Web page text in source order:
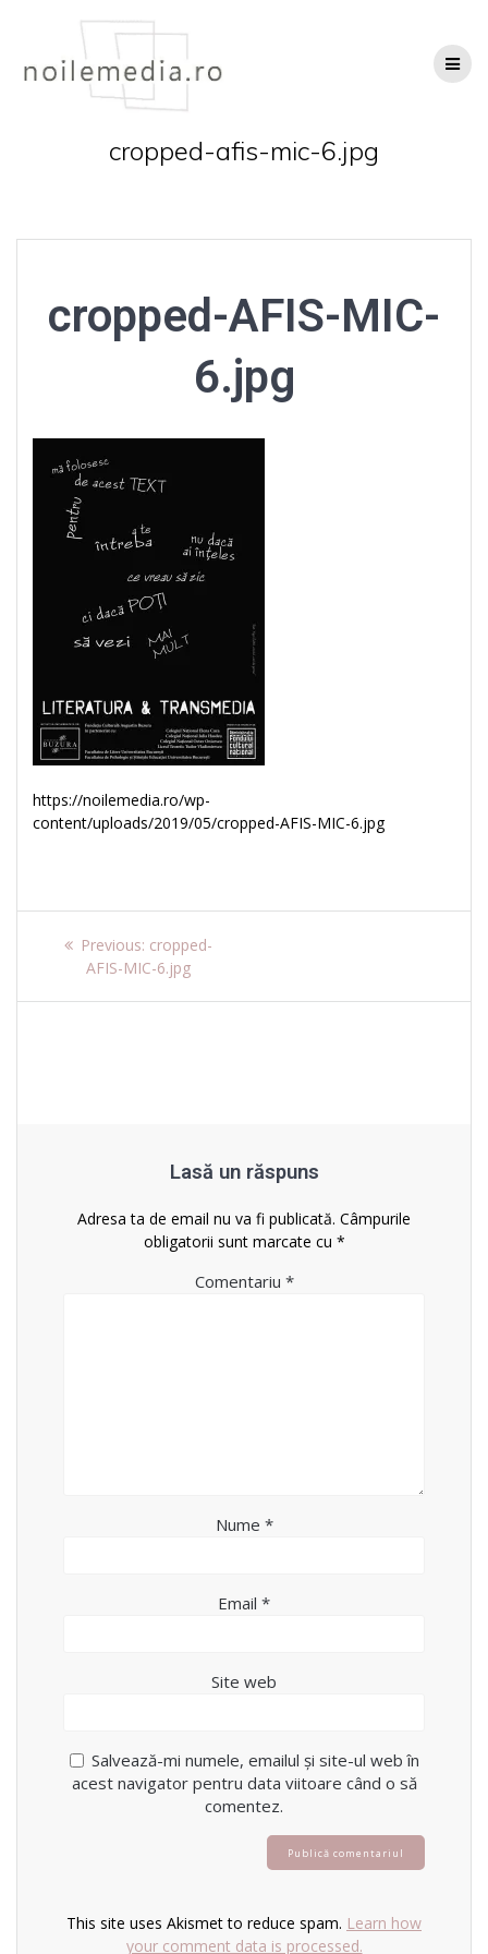
cropped-afis-mic-6.jpg
cropped-AFIS-MIC-
6.jpg
https://noilemedia.ro/wp-
content/uploads/2019/05/cropped-AFIS-MIC-6.jpg
Navigare
Previous: Previous
post:
cropped-
AFIS-MIC-6.jpg
Lasă un răspuns
Adresa ta de email nu va fi publicată. Câmpurile
obligatorii sunt marcate cu *
Comentariu *
Nume *
Email *
Site web
Salvează-mi numele, emailul și site-ul web în
acest navigator pentru data viitoare când o să
comentez.
This site uses Akismet to reduce spam. Learn how
your comment data is processed.